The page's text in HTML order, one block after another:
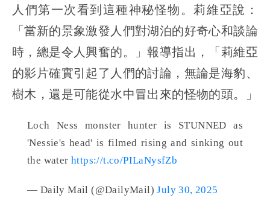
人們第一次看到這種神秘怪物。莉維亞說：
「當新的景象激發人們對湖泊的好奇心和談論
時，總是令人興奮的。」報導指出，「莉維亞
的影片確實引起了人們的討論，無論是海豹、
樹木，還是可能從水中冒出來的怪物的頭。」
Loch Ness monster hunter is STUNNED as
'Nessie's head' is filmed rising and sinking out
the waterhttps://t.co/PILaNysfZb
— Daily Mail (@DailyMail)July 30, 2025